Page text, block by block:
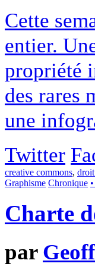
Cette
entier.
propriété
des rares
une
Twitter
creative commons,
Graphisme Chronique
Charte
par